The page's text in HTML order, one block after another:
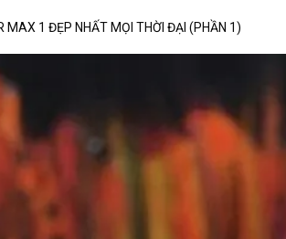
MAX 1 ĐẸP NHẤT MỌI THỜI ĐẠI (PHẦN 1)